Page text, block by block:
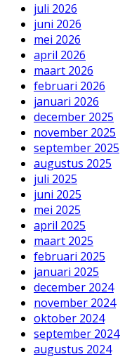
juli 2026
juni 2026
mei 2026
april 2026
maart 2026
februari 2026
januari 2026
december 2025
november 2025
september 2025
augustus 2025
juli 2025
juni 2025
mei 2025
april 2025
maart 2025
februari 2025
januari 2025
december 2024
november 2024
oktober 2024
september 2024
augustus 2024